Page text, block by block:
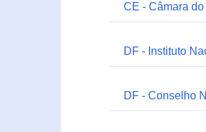
CE - Câmara
DF - Instituto
DF - Conselho